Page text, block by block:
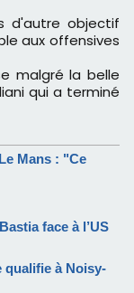
d'autre objectif
aux offensives
malgré la belle
qui a terminé
Mans : "Ce
face à l’US
qualifie à Noisy-